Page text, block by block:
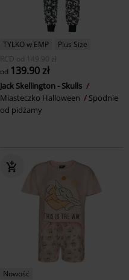
TYLKO w EMP
Plus Size
RCD
od 149.90 zł
od 139.90 zł
Jack Skellington - Skulls
Miasteczko Halloween
Spodnie
od pidżamy
Nowość